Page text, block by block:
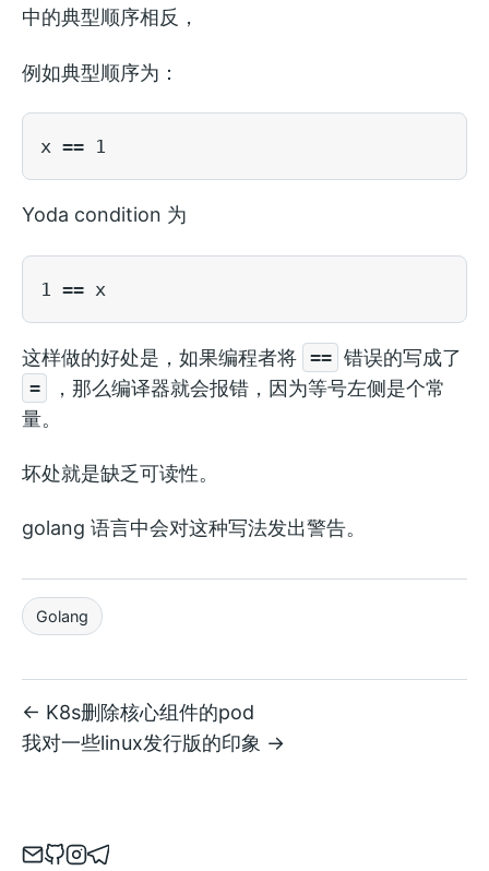
中的典型顺序相反，
例如典型顺序为：
Yoda condition 为
这样做的好处是，如果编程者将 == 错误的写成了
=
，那么编译器就会报错，因为等号左侧是个常
量。
坏处就是缺乏可读性。
golang 语言中会对这种写法发出警告。
Golang
← K8s删除核心组件的pod
我对一些linux发行版的印象 →